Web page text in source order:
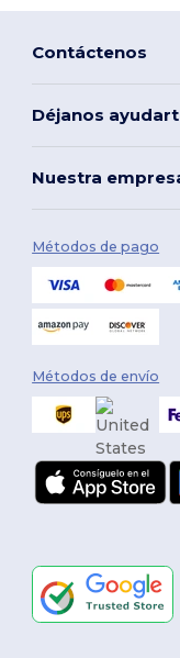
Contáctenos
Déjanos
Nuestra
Métodos de pago
Métodos de envío